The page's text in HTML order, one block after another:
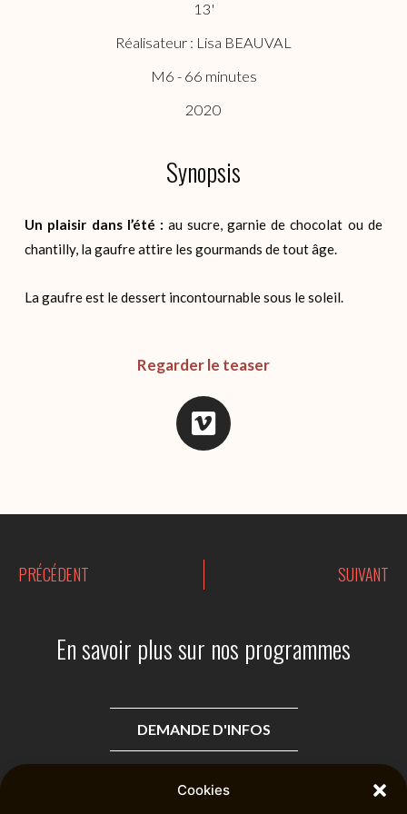
Cookies
13'
Réalisateur : Lisa BEAUVAL
M6 - 66 minutes
2020
Synopsis
Un plaisir dans l’été : au sucre, garnie de chocolat ou de
chantilly, la gaufre attire les gourmands de tout âge.
La gaufre est le dessert incontournable sous le soleil.
Regarder le teaser
V
i
o
PRÉCÉDENT SUIVANT
En savoir plus sur nos programmes
DEMANDE D'INFOS